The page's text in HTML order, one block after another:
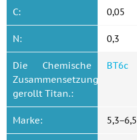
C: 0,05
N: 0,3
Die Chemische
Zusammensetzung
gerollt Titan.:
ВТ6с
Marke: 5,3−6,5